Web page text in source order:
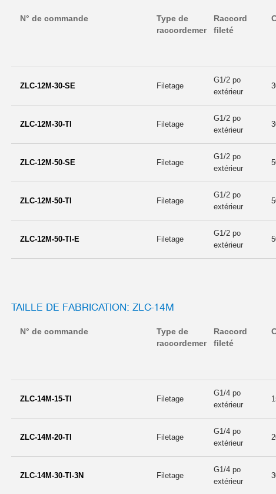
N° de commande
Type de
raccordement
Raccord
fileté
ZLC-12M-30-SE Filetage
G1/2 po
extérieur
ZLC-12M-30-TI Filetage
G1/2 po
extérieur
ZLC-12M-50-SE Filetage
G1/2 po
extérieur
ZLC-12M-50-TI Filetage
G1/2 po
extérieur
ZLC-12M-50-TI-E Filetage
G1/2 po
extérieur
TAILLE DE FABRICATION: ZLC-14M
N° de commande
Type de
raccordement
Raccord
fileté
ZLC-14M-15-TI Filetage
G1/4 po
extérieur
ZLC-14M-20-TI Filetage
G1/4 po
extérieur
ZLC-14M-30-TI-3N Filetage
G1/4 po
extérieur